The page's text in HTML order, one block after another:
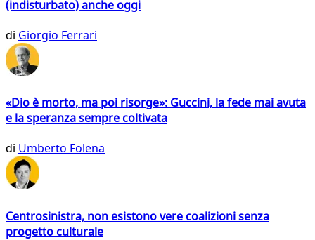
(indisturbato) anche oggi
di Giorgio Ferrari
«Dio è morto, ma poi risorge»: Guccini, la fede mai avuta
e la speranza sempre coltivata
di Umberto Folena
Centrosinistra, non esistono vere coalizioni senza
progetto culturale